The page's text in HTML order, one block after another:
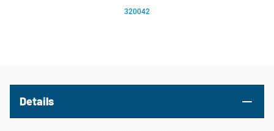
320042
Details